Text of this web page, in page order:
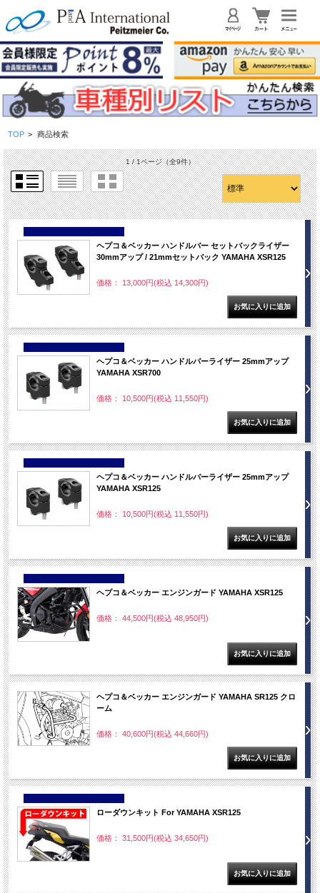
TOP > 商品検索
1 / 1ページ（全9件）
ヘプコ＆ベッカー ハンドルバー セットバックライザー
30mmアップ / 21mmセットバック YAMAHA XSR125
価格： 13,000円(税込 14,300円)
ヘプコ＆ベッカー ハンドルバーライザー 25mmアップ
YAMAHA XSR700
価格： 10,500円(税込 11,550円)
ヘプコ＆ベッカー ハンドルバーライザー 25mmアップ
YAMAHA XSR125
価格： 10,500円(税込 11,550円)
ヘプコ＆ベッカー エンジンガード YAMAHA XSR125
価格： 44,500円(税込 48,950円)
ヘプコ＆ベッカー エンジンガード YAMAHA SR125 クロ
ーム
価格： 40,600円(税込 44,660円)
ローダウンキット For YAMAHA XSR125
価格： 31,500円(税込 34,650円)